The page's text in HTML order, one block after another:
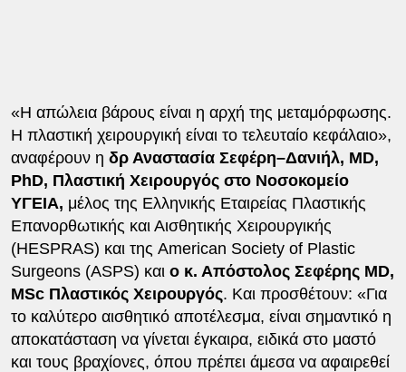
«Η απώλεια βάρους είναι η αρχή της μεταμόρφωσης.
Η πλαστική χειρουργική είναι το τελευταίο κεφάλαιο»,
αναφέρουν η δρ Αναστασία Σεφέρη–Δανιήλ, MD,
PhD, Πλαστική Χειρουργός στο Νοσοκομείο
ΥΓΕΙΑ, μέλος της Ελληνικής Εταιρείας Πλαστικής
Επανορθωτικής και Αισθητικής Χειρουργικής
(HESPRAS) και της American Society of Plastic
Surgeons (ASPS) και ο κ. Απόστολος Σεφέρης MD,
MScΠλαστικός Χειρουργός. Και προσθέτουν: «Για
το καλύτερο αισθητικό αποτέλεσμα, είναι σημαντικό η
αποκατάσταση να γίνεται έγκαιρα, ειδικά στο μαστό
και τους βραχίονες, όπου πρέπει άμεσα να αφαιρεθεί